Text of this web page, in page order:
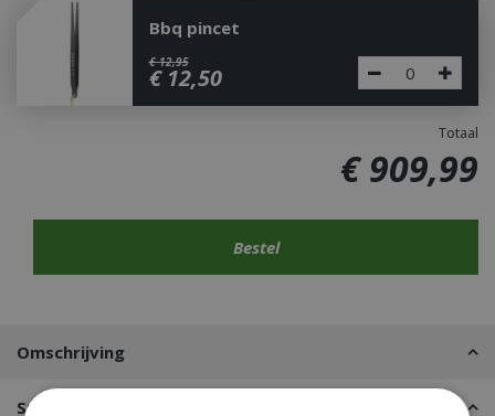
Bbq pincet
€ 12,95
€ 12,50
Totaal
€ 909,99
Omschrijving
Specificaties